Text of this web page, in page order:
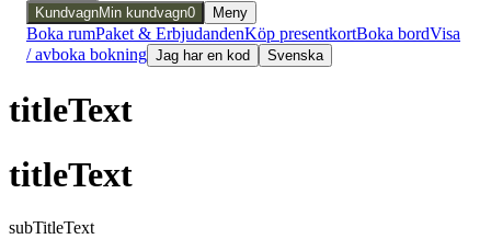
KundvagnMin kundvagn0 Meny
Boka rumPaket & ErbjudandenKöp presentkortBoka bordVisa
/ avboka bokning Jag har en kod Svenska
titleText
titleText
subTitleText